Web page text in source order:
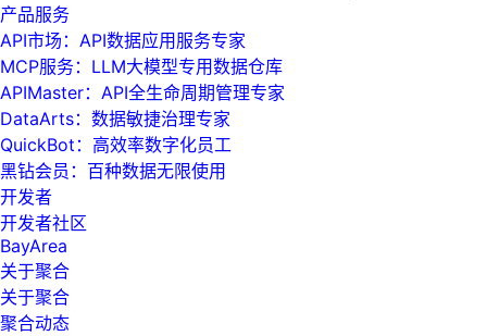
产品服务
API市场：API数据应用服务专家
MCP服务：LLM大模型专用数据仓库
APIMaster：API全生命周期管理专家
DataArts：数据敏捷治理专家
QuickBot：高效率数字化员工
黑钻会员：百种数据无限使用
开发者
开发者社区
BayArea
关于聚合
关于聚合
聚合动态